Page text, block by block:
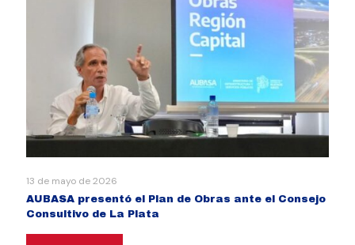
13 de mayo de 2026
AUBASA presentó el Plan de Obras ante el Consejo
Consultivo de La Plata